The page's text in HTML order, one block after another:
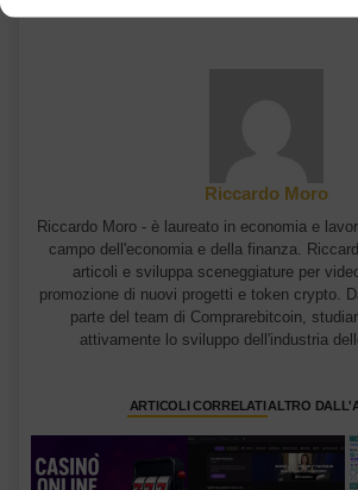
Riccardo Moro
Riccardo Moro - è laureato in economia e
campo dell'economia e della finanza.
articoli e sviluppa sceneggiature per
promozione di nuovi progetti e token crypto.
parte del team di Comprarebitcoin,
attivamente lo sviluppo dell'industria
ARTICOLI CORRELATI ALTRO